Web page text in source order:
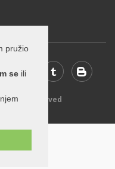
pružio
se ili
rights reserved